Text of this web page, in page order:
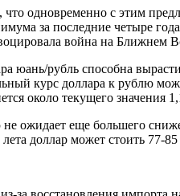
одновременно с этим
за последние четыре
война на Ближнем
юань/рубль способна
курс доллара к рублю
около текущего значения
ожидает еще большего
доллар может стоить 77-85